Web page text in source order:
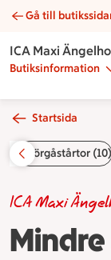
Mindre
Gå till
ICA Maxi
Butiksinformation
Startsida
Smörgåstårtor (10)
ICA Maxi